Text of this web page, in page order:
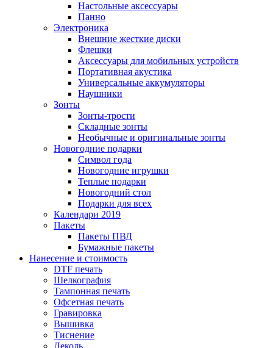
Настольные аксессуары
Панно
Электроника
Внешние жесткие диски
Флешки
Аксессуары для мобильных устройств
Портативная акустика
Универсальные аккумуляторы
Наушники
Зонты
Зонты-трости
Складные зонты
Необычные и оригинальные зонты
Новогодние подарки
Символ года
Новогодние игрушки
Теплые подарки
Новогодний стол
Подарки для всех
Календари 2019
Пакеты
Пакеты ПВД
Бумажные пакеты
Нанесение и стоимость
DTF печать
Шелкография
Тампонная печать
Офсетная печать
Гравировка
Вышивка
Тиснение
Деколь